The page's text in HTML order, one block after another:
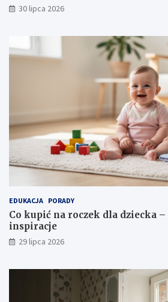
30 lipca 2026
EDUKACJA PORADY
Co kupić na roczek dla dziecka
inspiracje
29 lipca 2026